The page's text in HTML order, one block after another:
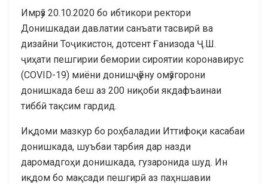
Имрӯз 20.10.2020 бо ибтикори ректори
Донишкадаи давлатии санъати тасвирӣ ва
дизайни Тоҷикистон, дотсент Ғанизода Ҷ.Ш.
ҷиҳати пешгирии бемории сироятии коронавирус
(COVID-19) миёни донишҷӯёну омӯзгорони
донишкада беш аз 200 ниқоби якдафъаинаи
тиббӣ тақсим гардид.
Иқдоми мазкур бо роҳбаладии Иттифоқи касабаи
донишкада, шуъбаи тарбия дар назди
даромадгоҳи донишкада, гузаронида шуд. Ин
иқдом бо мақсади пешгирӣ аз паҳншавии